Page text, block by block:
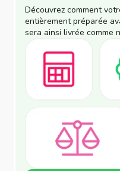
Découvrez comment
entièrement préparée
sera ainsi livrée comme